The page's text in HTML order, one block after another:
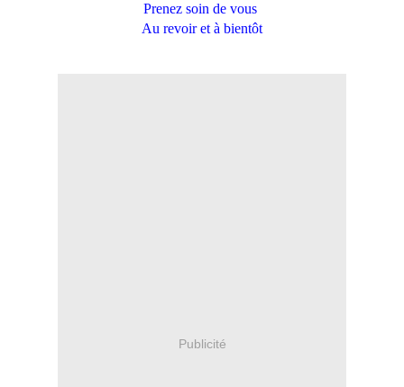
Prenez soin de vous
Au revoir et à bientôt
Publicité